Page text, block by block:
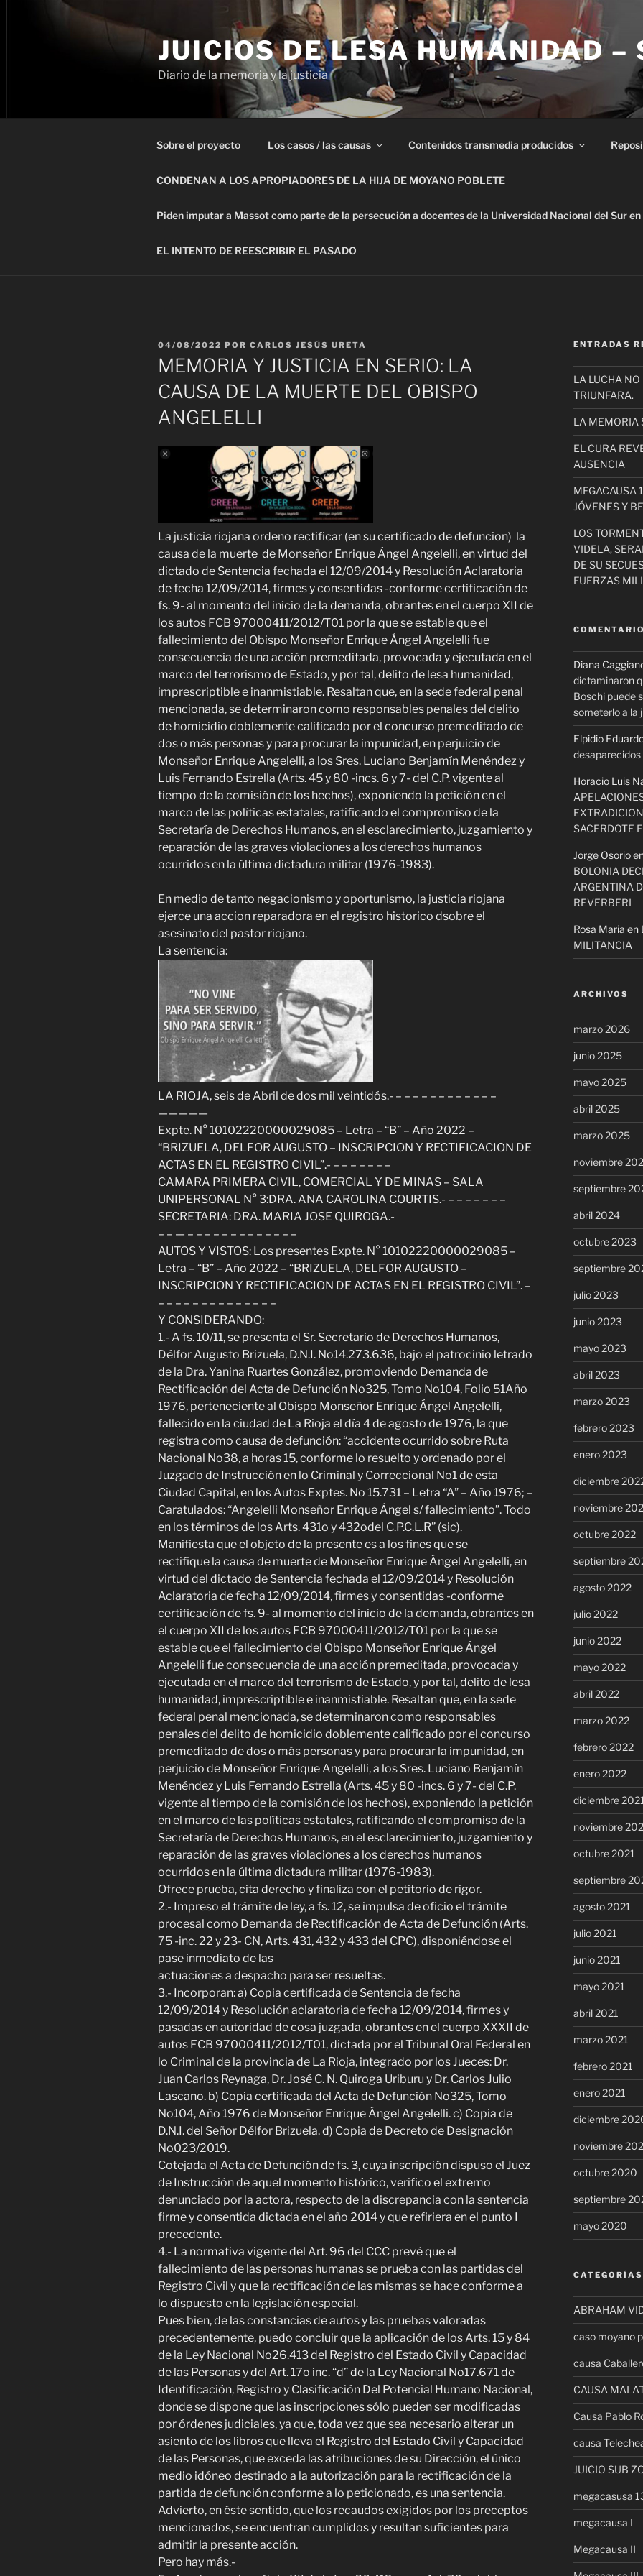
JUICIOS DE LESA HUMANIDAD –
Diario de la memoria y la justicia
Sobre el proyecto Los casos / las causas Contenidos transmedia producidos
CONDENAN A LOS APROPIADORES DE LA HIJA DE MOYANO POBLETE
Piden imputar a Massot como parte de la persecución a docentes de la Universidad Nacional del Sur
EL INTENTO DE REESCRIBIR EL PASADO
PUBLICADO
EL
04/08/2022 POR CARLOS JESÚS URETA
MEMORIA Y JUSTICIA EN SERIO: LA
CAUSA DE LA MUERTE DEL OBISPO
ANGELELLI
La justicia riojana ordeno rectificar (en su certificado de defuncion) la
causa de la muerte de Monseñor Enrique Ángel Angelelli, en virtud del
dictado de Sentencia fechada el 12/09/2014 y Resolución Aclaratoria
de fecha 12/09/2014, firmes y consentidas -conforme certificación de
fs. 9- al momento del inicio de la demanda, obrantes en el cuerpo XII de
los autos FCB 97000411/2012/T01 por la que se estable que el
fallecimiento del Obispo Monseñor Enrique Ángel Angelelli fue
consecuencia de una acción premeditada, provocada y ejecutada en el
marco del terrorismo de Estado, y por tal, delito de lesa humanidad,
imprescriptible e inanmistiable. Resaltan que, en la sede federal penal
mencionada, se determinaron como responsables penales del delito
de homicidio doblemente calificado por el concurso premeditado de
dos o más personas y para procurar la impunidad, en perjuicio de
Monseñor Enrique Angelelli, a los Sres. Luciano Benjamín Menéndez y
Luis Fernando Estrella (Arts. 45 y 80 -incs. 6 y 7- del C.P. vigente al
tiempo de la comisión de los hechos), exponiendo la petición en el
marco de las políticas estatales, ratificando el compromiso de la
Secretaría de Derechos Humanos, en el esclarecimiento, juzgamiento y
reparación de las graves violaciones a los derechos humanos
ocurridos en la última dictadura militar (1976-1983).
En medio de tanto negacionismo y oportunismo, la justicia riojana
ejerce una accion reparadora en el registro historico dsobre el
asesinato del pastor riojano.
La sentencia:
LA RIOJA, seis de Abril de dos mil veintidós.- – – – – – – – – – – – –
—————
Expte. N° 10102220000029085 – Letra – “B” – Año 2022 –
“BRIZUELA, DELFOR AUGUSTO – INSCRIPCION Y RECTIFICACION DE
ACTAS EN EL REGISTRO CIVIL”.- – – – – – – –
CAMARA PRIMERA CIVIL, COMERCIAL Y DE MINAS – SALA
UNIPERSONAL N° 3:DRA. ANA CAROLINA COURTIS.- – – – – – – –
SECRETARIA: DRA. MARIA JOSE QUIROGA.-
– – — – – – – – – – – – – – – –
AUTOS Y VISTOS: Los presentes Expte. N° 10102220000029085 –
Letra – “B” – Año 2022 – “BRIZUELA, DELFOR AUGUSTO –
INSCRIPCION Y RECTIFICACION DE ACTAS EN EL REGISTRO CIVIL”. –
– – – – – – – – – – – – – –
Y CONSIDERANDO:
1.- A fs. 10/11, se presenta el Sr. Secretario de Derechos Humanos,
Délfor Augusto Brizuela, D.N.I. No14.273.636, bajo el patrocinio letrado
de la Dra. Yanina Ruartes González, promoviendo Demanda de
Rectificación del Acta de Defunción No325, Tomo No104, Folio 51Año
1976, perteneciente al Obispo Monseñor Enrique Ángel Angelelli,
fallecido en la ciudad de La Rioja el día 4 de agosto de 1976, la que
registra como causa de defunción: “accidente ocurrido sobre Ruta
Nacional No38, a horas 15, conforme lo resuelto y ordenado por el
Juzgado de Instrucción en lo Criminal y Correccional No1 de esta
Ciudad Capital, en los Autos Exptes. No 15.731 – Letra “A” – Año 1976; –
Caratulados: “Angelelli Monseñor Enrique Ángel s/ fallecimiento”. Todo
en los términos de los Arts. 431o y 432odel C.P.C.L.R” (sic).
Manifiesta que el objeto de la presente es a los fines que se
rectifique la causa de muerte de Monseñor Enrique Ángel Angelelli, en
virtud del dictado de Sentencia fechada el 12/09/2014 y Resolución
Aclaratoria de fecha 12/09/2014, firmes y consentidas -conforme
certificación de fs. 9- al momento del inicio de la demanda, obrantes en
el cuerpo XII de los autos FCB 97000411/2012/T01 por la que se
estable que el fallecimiento del Obispo Monseñor Enrique Ángel
Angelelli fue consecuencia de una acción premeditada, provocada y
ejecutada en el marco del terrorismo de Estado, y por tal, delito de lesa
humanidad, imprescriptible e inanmistiable. Resaltan que, en la sede
federal penal mencionada, se determinaron como responsables
penales del delito de homicidio doblemente calificado por el concurso
premeditado de dos o más personas y para procurar la impunidad, en
perjuicio de Monseñor Enrique Angelelli, a los Sres. Luciano Benjamín
Menéndez y Luis Fernando Estrella (Arts. 45 y 80 -incs. 6 y 7- del C.P.
vigente al tiempo de la comisión de los hechos), exponiendo la petición
en el marco de las políticas estatales, ratificando el compromiso de la
Secretaría de Derechos Humanos, en el esclarecimiento, juzgamiento y
reparación de las graves violaciones a los derechos humanos
ocurridos en la última dictadura militar (1976-1983).
Ofrece prueba, cita derecho y finaliza con el petitorio de rigor.
2.- Impreso el trámite de ley, a fs. 12, se impulsa de oficio el trámite
procesal como Demanda de Rectificación de Acta de Defunción (Arts.
75 -inc. 22 y 23- CN, Arts. 431, 432 y 433 del CPC), disponiéndose el
pase inmediato de las
actuaciones a despacho para ser resueltas.
3.- Incorporan: a) Copia certificada de Sentencia de fecha
12/09/2014 y Resolución aclaratoria de fecha 12/09/2014, firmes y
pasadas en autoridad de cosa juzgada, obrantes en el cuerpo XXXII de
autos FCB 97000411/2012/T01, dictada por el Tribunal Oral Federal en
lo Criminal de la provincia de La Rioja, integrado por los Jueces: Dr.
Juan Carlos Reynaga, Dr. José C. N. Quiroga Uriburu y Dr. Carlos Julio
Lascano. b) Copia certificada del Acta de Defunción No325, Tomo
No104, Año 1976 de Monseñor Enrique Ángel Angelelli. c) Copia de
D.N.I. del Señor Délfor Brizuela. d) Copia de Decreto de Designación
No023/2019.
Cotejada el Acta de Defunción de fs. 3, cuya inscripción dispuso el Juez
de Instrucción de aquel momento histórico, verifico el extremo
denunciado por la actora, respecto de la discrepancia con la sentencia
firme y consentida dictada en el año 2014 y que refiriera en el punto I
precedente.
4.- La normativa vigente del Art. 96 del CCC prevé que el
fallecimiento de las personas humanas se prueba con las partidas del
Registro Civil y que la rectificación de las mismas se hace conforme a
lo dispuesto en la legislación especial.
Pues bien, de las constancias de autos y las pruebas valoradas
precedentemente, puedo concluir que la aplicación de los Arts. 15 y 84
de la Ley Nacional No26.413 del Registro del Estado Civil y Capacidad
de las Personas y del Art. 17o inc. “d” de la Ley Nacional No17.671 de
Identificación, Registro y Clasificación Del Potencial Humano Nacional,
donde se dispone que las inscripciones sólo pueden ser modificadas
por órdenes judiciales, ya que, toda vez que sea necesario alterar un
asiento de los libros que lleva el Registro del Estado Civil y Capacidad
de las Personas, que exceda las atribuciones de su Dirección, el único
medio idóneo destinado a la autorización para la rectificación de la
partida de defunción conforme a lo peticionado, es una sentencia.
Advierto, en éste sentido, que los recaudos exigidos por los preceptos
mencionados, se encuentran cumplidos y resultan suficientes para
admitir la presente acción.
Pero hay más.-
ENTRADAS
LA LUCHA
TRIUNFARA.
LA MEMORIA
EL CURA
AUSENCIA
MEGACAUSA
JÓVENES Y
LOS
VIDELA,
DE SU
FUERZAS
Diana
dictaminaron
Boschi puede
someterlo a la
Elpidio
desaparecidos
Horacio Luis
SACERDOTE
Jorge Osorio
BOLONIA
ARGENTINA
REVERBERI
Rosa Maria en
MILITANCIA
ARCHIVOS
marzo 2026
junio 2025
mayo 2025
abril 2025
marzo 2025
noviembre
septiembre
abril 2024
octubre 2023
septiembre
julio 2023
junio 2023
mayo 2023
abril 2023
marzo 2023
febrero 2023
enero 2023
diciembre
noviembre
octubre 2022
septiembre
agosto 2022
julio 2022
junio 2022
mayo 2022
abril 2022
marzo 2022
febrero 2022
enero 2022
diciembre 2021
noviembre
octubre 2021
septiembre
agosto 2021
julio 2021
junio 2021
mayo 2021
abril 2021
marzo 2021
febrero 2021
enero 2021
diciembre
noviembre
octubre 2020
septiembre
mayo 2020
CATEGORÍAS
ABRAHAM
caso moyano
causa
CAUSA
Causa Pablo
causa
JUICIO SUB
megacasusa
megacausa I
Megacausa II